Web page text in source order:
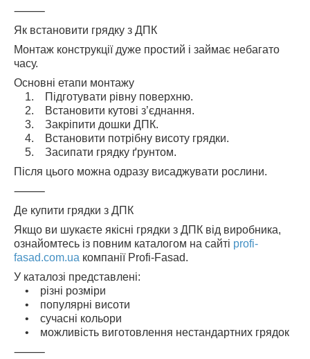
⸻
Як встановити грядку з ДПК
Монтаж конструкції дуже простий і займає небагато
часу.
Основні етапи монтажу
1. Підготувати рівну поверхню.
2. Встановити кутові з’єднання.
3. Закріпити дошки ДПК.
4. Встановити потрібну висоту грядки.
5. Засипати грядку ґрунтом.
Після цього можна одразу висаджувати рослини.
⸻
Де купити грядки з ДПК
Якщо ви шукаєте якісні грядки з ДПК від виробника,
ознайомтесь із повним каталогом на сайті profi-
fasad.com.ua компанії Profi-Fasad.
У каталозі представлені:
• різні розміри
• популярні висоти
• сучасні кольори
• можливість виготовлення нестандартних грядок
⸻